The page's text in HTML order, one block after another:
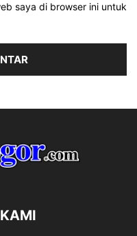
saya di browser ini untuk